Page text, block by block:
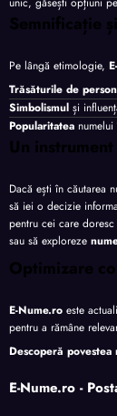
Semnificație
Pe lângă etimologie,
Trăsăturile de
Simbolismul și
Popularitatea
Un
Dacă ești în căutarea
să iei o decizie
pentru cei care
sau să exploreze
Optimizare
E-Nume.ro este
pentru a rămâne
Descoperă
E-Nume.ro -